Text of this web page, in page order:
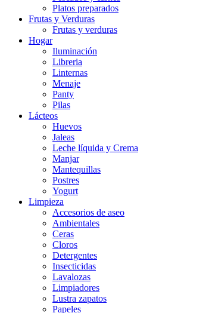
Platos preparados
Frutas y Verduras
Frutas y verduras
Hogar
Iluminación
Libreria
Linternas
Menaje
Panty
Pilas
Lácteos
Huevos
Jaleas
Leche líquida y Crema
Manjar
Mantequillas
Postres
Yogurt
Limpieza
Accesorios de aseo
Ambientales
Ceras
Cloros
Detergentes
Insecticidas
Lavalozas
Limpiadores
Lustra zapatos
Papeles